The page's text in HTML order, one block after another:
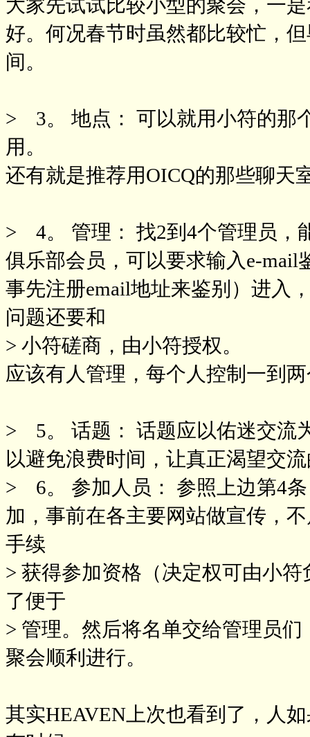
大家先试试比较小型的聚会，一
好。何况春节时虽然都比较忙，
间。
> 3。 地点： 可以就用小符的那
用。
还有就是推荐用OICQ的那些聊天
> 4。 管理： 找2到4个管理员，
俱乐部会员，可以要求输入e-
事先注册email地址来鉴别）进入
问题还要和
> 小符磋商，由小符授权。
应该有人管理，每个人控制一到
> 5。 话题： 话题应以佑迷交流
以避免浪费时间，让真正渴望交
> 6。 参加人员： 参照上边第4
加，事前在各主要网站做宣传，
手续
> 获得参加资格（决定权可由小
了便于
> 管理。然后将名单交给管理员
聚会顺利进行。
其实HEAVEN上次也看到了，人